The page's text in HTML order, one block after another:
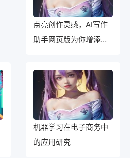
点亮创作灵感，AI写作
助手网页版为你增添写
机器学习在电子商务中
的应用研究